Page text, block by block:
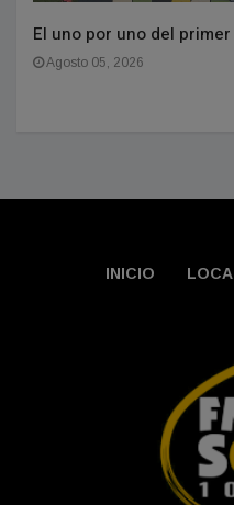
El uno por uno del
Agosto 05, 2026
INICIO